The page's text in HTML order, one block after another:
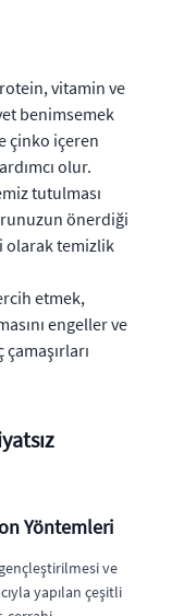
vitamin ve
benimsemek
çinko içeren
olur.
tutulması
önerdiği
olarak temizlik
etmek,
engeller ve
Yöntemleri
ve
yapılan çeşitli